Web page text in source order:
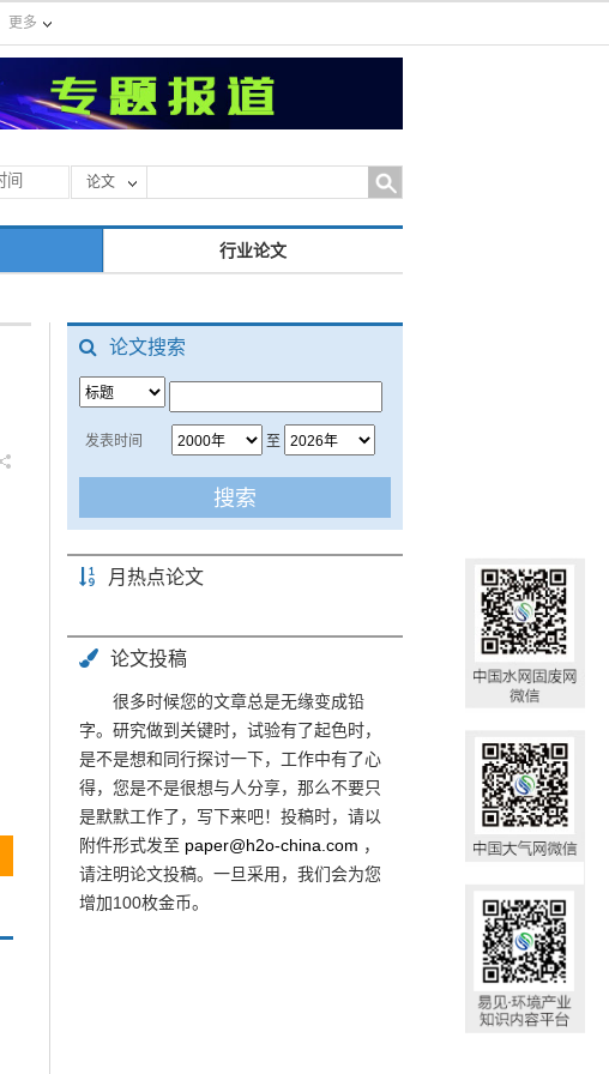
更多
论文
行业论文
论文搜索
发表时间 至
月热点论文
论文投稿
很多时候您的文章总是无缘变成铅
字。研究做到关键时，试验有了起色时，
是不是想和同行探讨一下，工作中有了心
得，您是不是很想与人分享，那么不要只
是默默工作了，写下来吧！投稿时，请以
附件形式发至 paper@h2o-china.com ，
请注明论文投稿。一旦采用，我们会为您
增加100枚金币。